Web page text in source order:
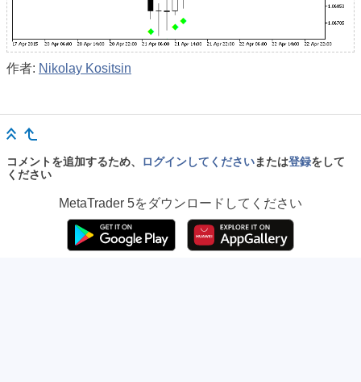
作者: Nikolay Kositsin
コメントを追加するため、 ログインしてくださいまたは登録をして
ください
MetaTrader 5をダウンロードしてください